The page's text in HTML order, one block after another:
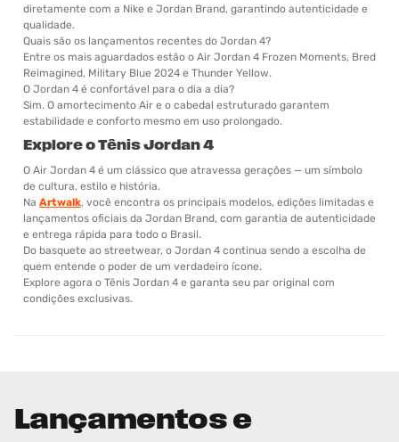
diretamente com a Nike e Jordan Brand, garantindo autenticidade e
qualidade.
Quais são os lançamentos recentes do Jordan 4?
Entre os mais aguardados estão o Air Jordan 4 Frozen Moments, Bred
Reimagined, Military Blue 2024 e Thunder Yellow.
O Jordan 4 é confortável para o dia a dia?
Sim. O amortecimento Air e o cabedal estruturado garantem
estabilidade e conforto mesmo em uso prolongado.
Explore o Tênis Jordan 4
O Air Jordan 4 é um clássico que atravessa gerações — um símbolo
de cultura, estilo e história.
Na Artwalk, você encontra os principais modelos, edições limitadas e
lançamentos oficiais da Jordan Brand, com garantia de autenticidade
e entrega rápida para todo o Brasil.
Do basquete ao streetwear, o Jordan 4 continua sendo a escolha de
quem entende o poder de um verdadeiro ícone.
Explore agora o Tênis Jordan 4 e garanta seu par original com
condições exclusivas.
Lançamentos e